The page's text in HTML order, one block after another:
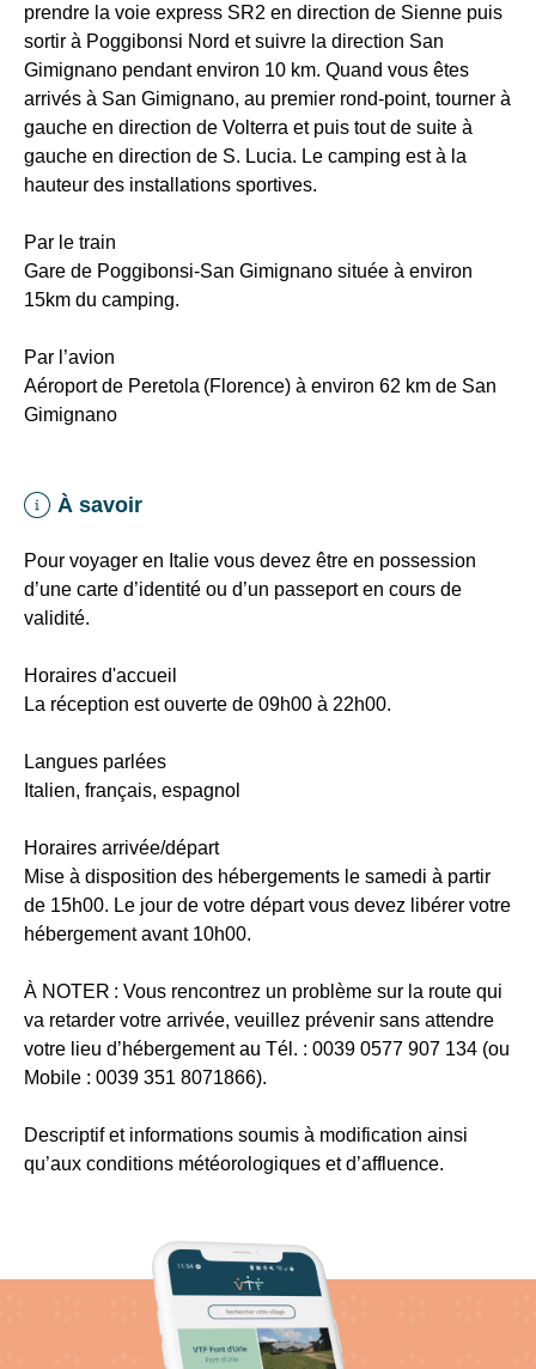
prendre la voie express SR2 en direction de Sienne puis
sortir à Poggibonsi Nord et suivre la direction San
Gimignano pendant environ 10 km. Quand vous êtes
arrivés à San Gimignano, au premier rond-point, tourner à
gauche en direction de Volterra et puis tout de suite à
gauche en direction de S. Lucia. Le camping est à la
hauteur des installations sportives.
Par le train
Gare de Poggibonsi-San Gimignano située à environ
15km du camping.
Par l’avion
Aéroport de Peretola (Florence) à environ 62 km de San
Gimignano
À savoir
Pour voyager en Italie vous devez être en possession
d’une carte d’identité ou d’un passeport en cours de
validité.
Horaires d'accueil
La réception est ouverte de 09h00 à 22h00.
Langues parlées
Italien, français, espagnol
Horaires arrivée/départ
Mise à disposition des hébergements le samedi à partir
de 15h00. Le jour de votre départ vous devez libérer votre
hébergement avant 10h00.
À NOTER : Vous rencontrez un problème sur la route qui
va retarder votre arrivée, veuillez prévenir sans attendre
votre lieu d’hébergement au Tél. : 0039 0577 907 134 (ou
Mobile : 0039 351 8071866).
Descriptif et informations soumis à modification ainsi
qu’aux conditions météorologiques et d’affluence.